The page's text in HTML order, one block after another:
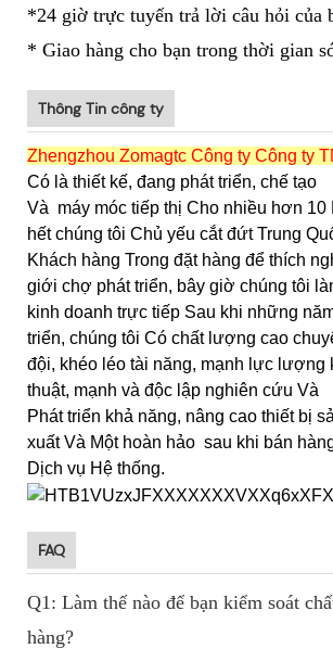
*24 giờ trực tuyến trả lời câu hỏi của
* Giao hàng cho bạn trong thời gian
Thông Tin công ty
Zhengzhou Zomagtc Công ty Công ty
Có là thiết kế, đang phát triển, chế tạo
Và máy móc tiếp thị Cho nhiều hơn
hết chúng tôi Chủ yếu cắt đứt Trung
Khách hàng Trong đặt hàng để thích
giới chợ phát triển, bây giờ chúng tôi
kinh doanh trực tiếp Sau khi những
triển, chúng tôi Có chất lượng cao
đội, khéo léo tài năng, mạnh lực lượng
thuật, mạnh và độc lập nghiên cứu Và
Phát triển khả năng, nâng cao thiết bị
xuất Và Một hoàn hảo sau khi bán
Dịch vụ Hệ thống.
FAQ
Q1: Làm thế nào để bạn kiểm soát
hàng?